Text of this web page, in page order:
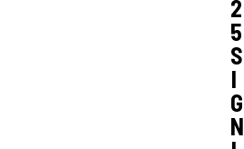
2
5
S
I
G
N